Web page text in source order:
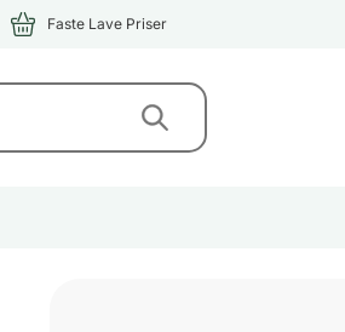
Faste Lave Priser